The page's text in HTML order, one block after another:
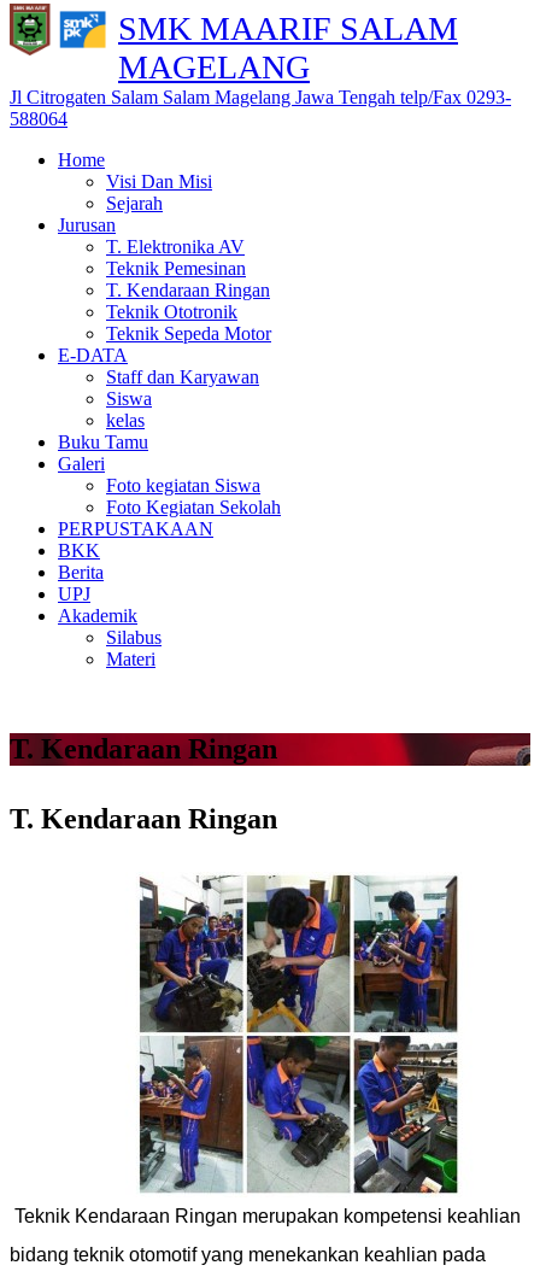
SMK MAARIF SALAM
MAGELANG
Jl Citrogaten Salam Salam Magelang Jawa Tengah telp/Fax 0293-
588064
Home
Visi Dan Misi
Sejarah
Jurusan
T. Elektronika AV
Teknik Pemesinan
T. Kendaraan Ringan
Teknik Ototronik
Teknik Sepeda Motor
E-DATA
Staff dan Karyawan
Siswa
kelas
Buku Tamu
Galeri
Foto kegiatan Siswa
Foto Kegiatan Sekolah
PERPUSTAKAAN
BKK
Berita
UPJ
Akademik
Silabus
Materi
T. Kendaraan Ringan
T. Kendaraan Ringan
Teknik Kendaraan Ringan merupakan kompetensi keahlian
bidang teknik otomotif yang menekankan keahlian pada